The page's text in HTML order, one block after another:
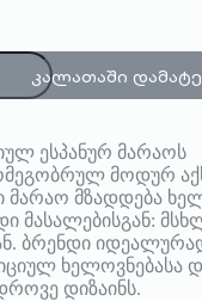
კალათაში
ესპანურ მარაოს
მოდურ
მარაო მზადდება
მასალებისგან:
ბრენდი
ხელოვნებასა
დიზაინს.